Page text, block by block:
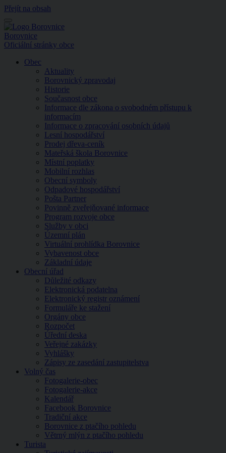
Přejít na obsah
Menu
Borovnice
Oficiální stránky obce
Obec
Aktuality
Borovnický zpravodaj
Historie
Současnost obce
Informace dle zákona o svobodném přístupu k
informacím
Informace o zpracování osobních údajů
Lesní hospodářství
Prodej dřeva-ceník
Mateřská škola Borovnice
Místní poplatky
Mobilní rozhlas
Obecní symboly
Odpadové hospodářství
Pošta Partner
Povinně zveřejňované informace
Program rozvoje obce
Služby v obci
Územní plán
Virtuální prohlídka Borovnice
Vybavenost obce
Základní údaje
Obecní úřad
Důležité odkazy
Elektronická podatelna
Elektronický registr oznámení
Formuláře ke stažení
Orgány obce
Rozpočet
Úřední deska
Veřejné zakázky
Vyhlášky
Zápisy ze zasedání zastupitelstva
Volný čas
Fotogalerie-obec
Fotogalerie-akce
Kalendář
Facebook Borovnice
Tradiční akce
Borovnice z ptačího pohledu
Větrný mlýn z ptačího pohledu
Turista